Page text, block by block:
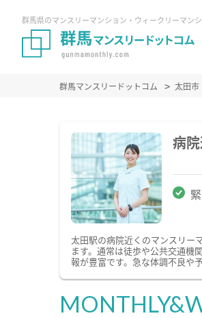
群馬県のマンスリーマンション・ウィークリーマン
群馬マンスリードットコム 太田市
病
太田駅の病院近くのマンスリー
ます。通常は徒歩や公共交通機
報が豊富です。急な体調不良や